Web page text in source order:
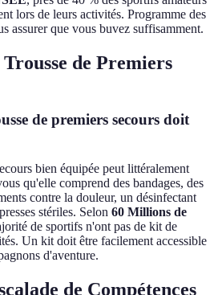
lors de leurs activités. Programme des
assurer que vous buvez suffisamment.
de Premiers
de premiers secours doit
bien équipée peut littéralement
qu'elle comprend des bandages, des
contre la douleur, un désinfectant
stériles. Selon 60 Millions de
de sportifs n'ont pas de kit de
Un kit doit être facilement accessible
d'aventure.
de Compétences